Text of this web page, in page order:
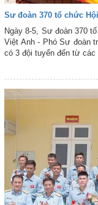
Sư đoàn 370 tổ chức
Ngày 8-5, Sư đoàn 370
Việt Anh - Phó Sư đoàn
có 3 đội tuyển đến từ